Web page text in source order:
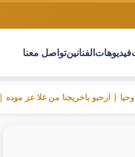
فيديوهاتالفنانينتواصل معنا
| ارحبو باخريجنا من غلا عز